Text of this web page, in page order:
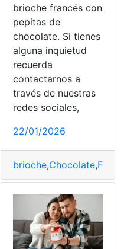
Preparar,Receta,sandia
brioche francés con
pepitas de
chocolate. Si tienes
alguna inquietud
recuerda
contactarnos a
través de nuestras
redes sociales,
22/01/2026
brioche,Chocolate,Fácil